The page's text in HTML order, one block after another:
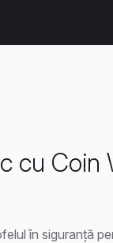
cu Coin
în siguranță